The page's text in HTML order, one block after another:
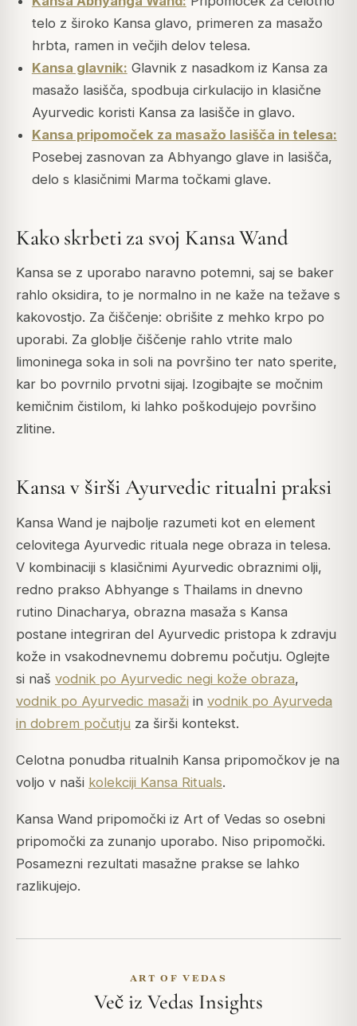
telo z široko Kansa glavo, primeren za masažo
hrbta, ramen in večjih delov telesa.
Kansa glavnik: Glavnik z nasadkom iz Kansa za
masažo lasišča, spodbuja cirkulacijo in klasične
Ayurvedic koristi Kansa za lasišče in glavo.
Kansa pripomoček za masažo lasišča in telesa:
Posebej zasnovan za Abhyango glave in lasišča,
delo s klasičnimi Marma točkami glave.
Kako skrbeti za svoj Kansa Wand
Kansa se z uporabo naravno potemni, saj se baker
rahlo oksidira, to je normalno in ne kaže na težave s
kakovostjo. Za čiščenje: obrišite z mehko krpo po
uporabi. Za globlje čiščenje rahlo vtrite malo
limoninega soka in soli na površino ter nato sperite,
kar bo povrnilo prvotni sijaj. Izogibajte se močnim
kemičnim čistilom, ki lahko poškodujejo površino
zlitine.
Kansa v širši Ayurvedic ritualni praksi
Kansa Wand je najbolje razumeti kot en element
celovitega Ayurvedic rituala nege obraza in telesa.
V kombinaciji s klasičnimi Ayurvedic obraznimi olji,
redno prakso Abhyange s Thailams in dnevno
rutino Dinacharya, obrazna masaža s Kansa
postane integriran del Ayurvedic pristopa k zdravju
kože in vsakodnevnemu dobremu počutju. Oglejte
si naš vodnik po Ayurvedic negi kože obraza,
vodnik po Ayurvedic masaži in vodnik po Ayurveda
in dobrem počutju za širši kontekst.
Celotna ponudba ritualnih Kansa pripomočkov je na
voljo v naši kolekciji Kansa Rituals.
Kansa Wand pripomočki iz Art of Vedas so osebni
pripomočki za zunanjo uporabo. Niso pripomočki.
Posamezni rezultati masažne prakse se lahko
razlikujejo.
ART OF VEDAS
Več iz Vedas Insights